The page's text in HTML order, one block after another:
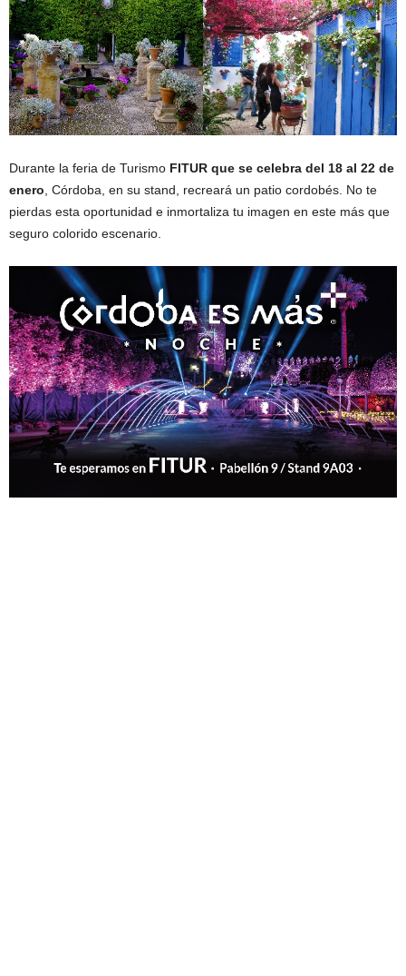
Durante la feria de Turismo FITUR que se celebra del 18 al 22 de
enero , Córdoba, en su stand, recreará un patio cordobés. No te
pierdas esta oportunidad e inmortaliza tu imagen en este más que
seguro colorido escenario.